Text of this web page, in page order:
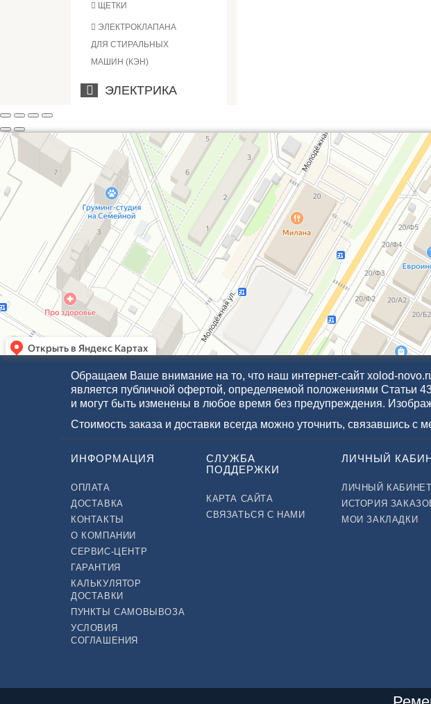
ЩЕТКИ
ЭЛЕКТРОКЛАПАНА
ДЛЯ СТИРАЛЬНЫХ
МАШИН (КЭН)
ЭЛЕКТРИКА
Обращаем Ваше внимание на то, что наш интернет-сайт xolod-
является публичной офертой, определяемой положениями Статьи
и могут быть изменены в любое время без предупреждения.
Стоимость заказа и доставки всегда можно уточнить, связавшись с
ИНФОРМАЦИЯ
ОПЛАТА
ДОСТАВКА
КОНТАКТЫ
О КОМПАНИИ
СЕРВИС-ЦЕНТР
ГАРАНТИЯ
КАЛЬКУЛЯТОР
ДОСТАВКИ
ПУНКТЫ САМОВЫВОЗА
УСЛОВИЯ
СОГЛАШЕНИЯ
СЛУЖБА
ПОДДЕРЖКИ
КАРТА САЙТА
СВЯЗАТЬСЯ С НАМИ
ЛИЧНЫЙ
ЛИЧНЫЙ КАБИНЕТ
ИСТОРИЯ
МОИ ЗАКЛАДКИ